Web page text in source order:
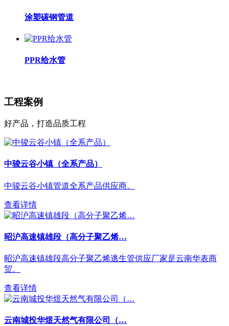
涂塑碳钢管道
PPR给水管
工程案例
好产品，打造品质工程
中骏云谷小镇（全系产品）
中骏云谷小镇管道全系产品供应商。
查看详情
昭沪高速镇雄段（高分子聚乙烯…
昭沪高速镇雄段高分子聚乙烯逃生管供应厂家是云南华表商
贸。
查看详情
云南城投华煜天然气有限公司（…